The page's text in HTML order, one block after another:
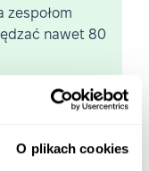
O plikach cookies
zespołom
nawet 80